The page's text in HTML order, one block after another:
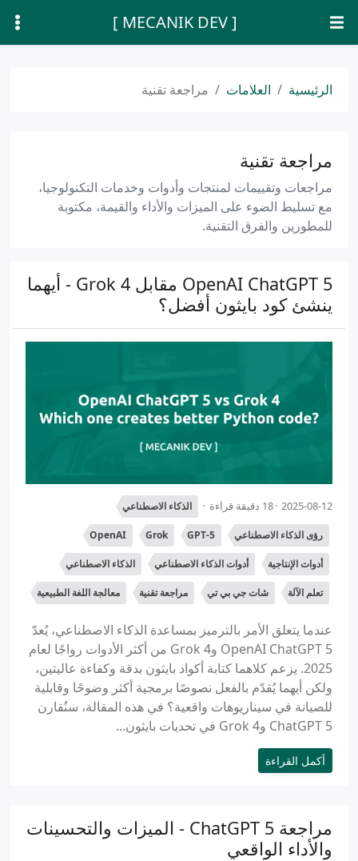
[ MECANIK DEV ]
الرئيسية العلامات مراجعة تقنية
مراجعة تقنية
مراجعات وتقييمات لمنتجات وأدوات وخدمات التكنولوجيا،
مع تسليط الضوء على الميزات والأداء والقيمة، مكتوبة
للمطورين والفرق التقنية.
OpenAI ChatGPT 5 مقابل Grok 4 - أيهما
ينشئ كود بايثون أفضل؟
2025-08-12 18 دقيقة قراءة الذكاء الاصطناعي
رؤى الذكاء الاصطناعي GPT-5
Grok
OpenAI
أدوات الإنتاجية أدوات الذكاء الاصطناعي الذكاء الاصطناعي
تعلم الآلة شات جي بي تي مراجعة تقنية معالجة اللغة الطبيعية
عندما يتعلق الأمر بالترميز بمساعدة الذكاء الاصطناعي، يُعدّ
OpenAI ChatGPT 5 وGrok 4 من أكثر الأدوات رواجًا لعام
2025. يزعم كلاهما كتابة أكواد بايثون بدقة وكفاءة عاليتين،
ولكن أيهما يُقدّم بالفعل نصوصًا برمجية أكثر وضوحًا وقابلية
للصيانة في سيناريوهات واقعية؟ في هذه المقالة، سنُقارن
ChatGPT 5 وGrok 4 في تحديات بايثون...
أكمل القراءة
مراجعة ChatGPT 5 - الميزات والتحسينات
والأداء الواقعي